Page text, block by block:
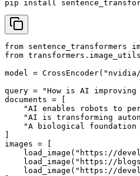
pip install
from sentence_transformers
from
model =
query = "How is AI
documents = [
"AI enables robots to
"AI is transforming
"A biological
images = [
load_image("https://
load_image("https://
load_image("https://